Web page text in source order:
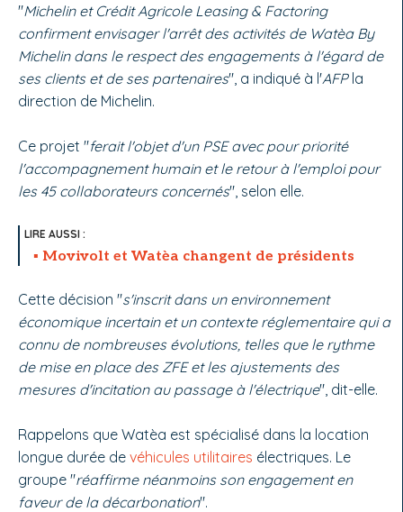
"Michelin et Crédit Agricole Leasing & Factoring
confirment envisager l'arrêt des activités de Watèa By
Michelin dans le respect des engagements à l'égard de
ses clients et de ses partenaires", a indiqué à l'AFPla
direction de Michelin.
Ce projet "ferait l'objet d'un PSE avec pour priorité
l'accompagnement humain et le retour à l'emploi pour
les 45 collaborateurs concernés", selon elle.
Movivolt et Watèa changent de présidents
Cette décision "s'inscrit dans un environnement
économique incertain et un contexte réglementaire qui a
connu de nombreuses évolutions, telles que le rythme
de mise en place des ZFE et les ajustements des
mesures d'incitation au passage à l'électrique", dit-elle.
Rappelons que Watèa est spécialisé dans la location
longue durée de véhicules utilitaires électriques. Le
groupe "réaffirme néanmoins son engagement en
faveur de la décarbonation".